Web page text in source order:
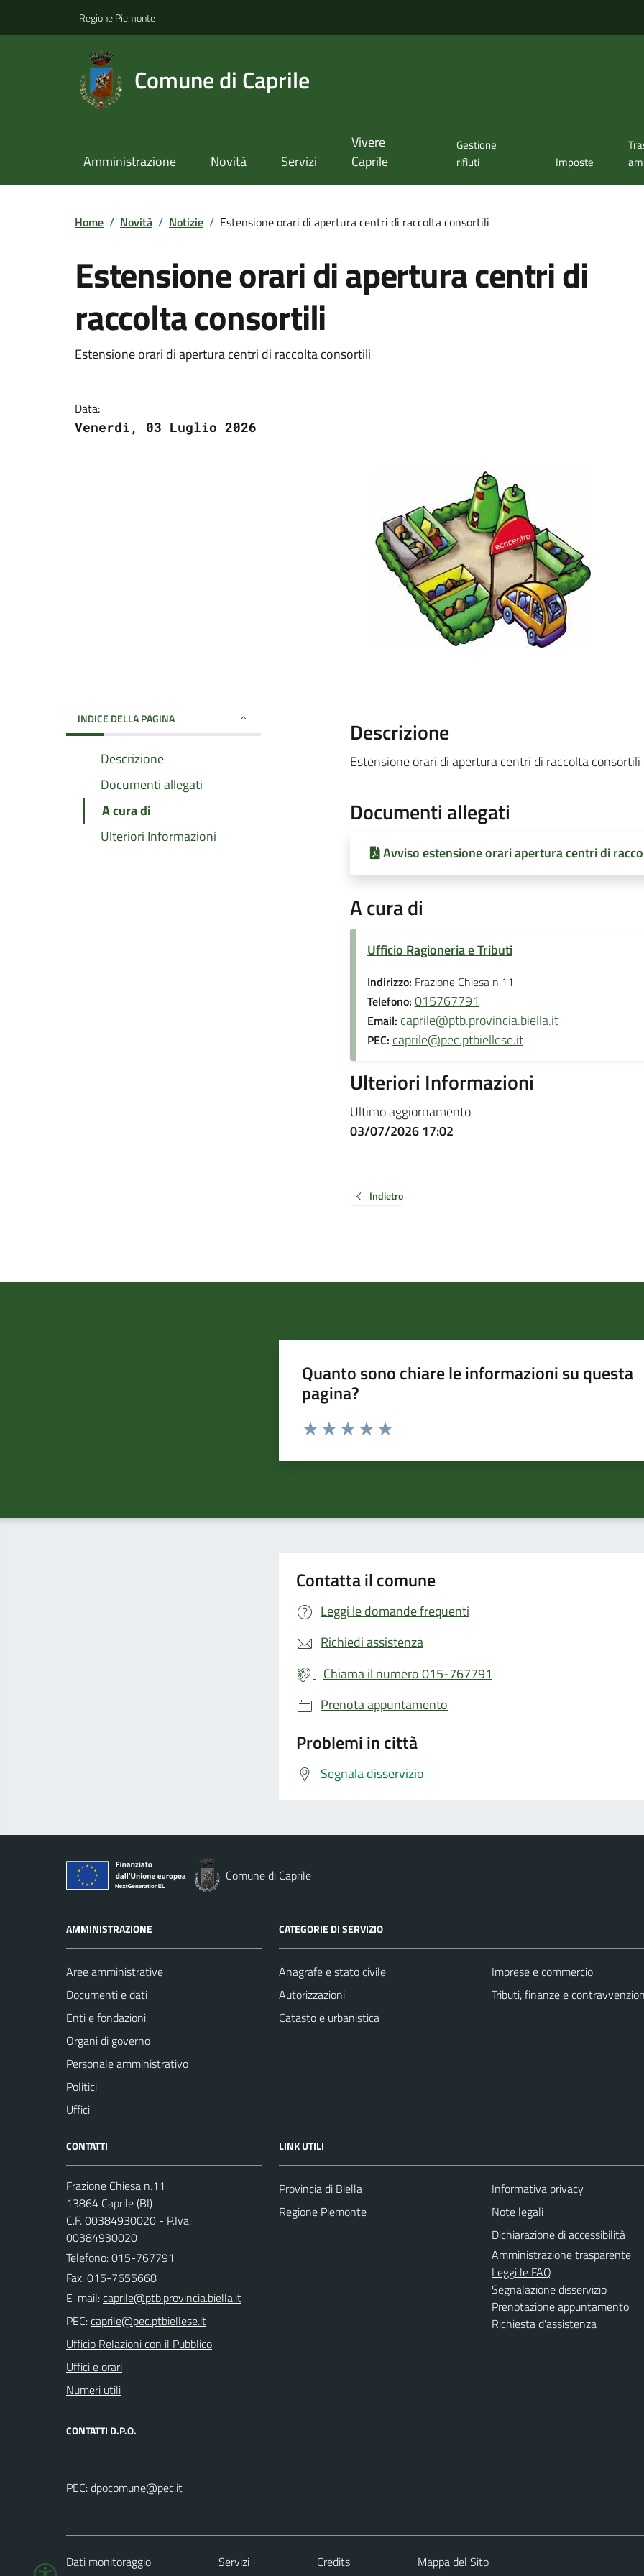
Regione Piemonte
Comune di Caprile
Amministrazione Novità Servizi
Vivere
Caprile
Gestione
rifiuti
Imposte
Home / Novità / Notizie / Estensione orari di apertura centri di raccolta consortili
Estensione orari di apertura centri di
raccolta consortili
Estensione orari di apertura centri di raccolta consortili
Data:
Venerdì, 03 Luglio 2026
INDICE DELLA PAGINA
Descrizione
Documenti allegati
A cura di
Ulteriori Informazioni
Descrizione
Estensione orari di apertura centri di raccolta
Documenti allegati
Avviso estensione orari apertura centri di
A cura di
Ufficio Ragioneria e Tributi
Indirizzo: Frazione Chiesa n.11
Telefono: 015767791
Email: caprile@ptb.provincia.biella.it
PEC: caprile@pec.ptbiellese.it
Ulteriori Informazioni
Ultimo aggiornamento
03/07/2026 17:02
Indietro
Quanto sono chiare le informazioni su questa
pagina?
Valuta da 1 a 5 stelle la pagina
Contatta il comune
Leggi le domande frequenti
Richiedi assistenza
Chiama il numero 015-767791
Prenota appuntamento
Problemi in città
Segnala disservizio
Comune di Caprile
AMMINISTRAZIONE
Aree amministrative
Documenti e dati
Enti e fondazioni
Organi di governo
Personale amministrativo
Politici
Uffici
CATEGORIE DI SERVIZIO
Anagrafe e stato civile
Autorizzazioni
Catasto e urbanistica
Imprese e commercio
Tributi, finanze e
CONTATTI
Frazione Chiesa n.11
13864 Caprile (BI)
C.F. 00384930020 - P.Iva:
00384930020
Telefono:015-767791
Fax: 015-7655668
E-mail:
PEC:
Ufficio Relazioni con il Pubblico
Uffici e orari
Numeri utili
CONTATTI D.P.O.
PEC:
LINK UTILI
Provincia di Biella
Regione Piemonte
Informativa privacy
Note legali
Dichiarazione di accessibilità
Amministrazione trasparente
Leggi le FAQ
Segnalazione disservizio
Prenotazione appuntamento
Richiesta d'assistenza
Dati monitoraggio Servizi Credits Mappa del Sito